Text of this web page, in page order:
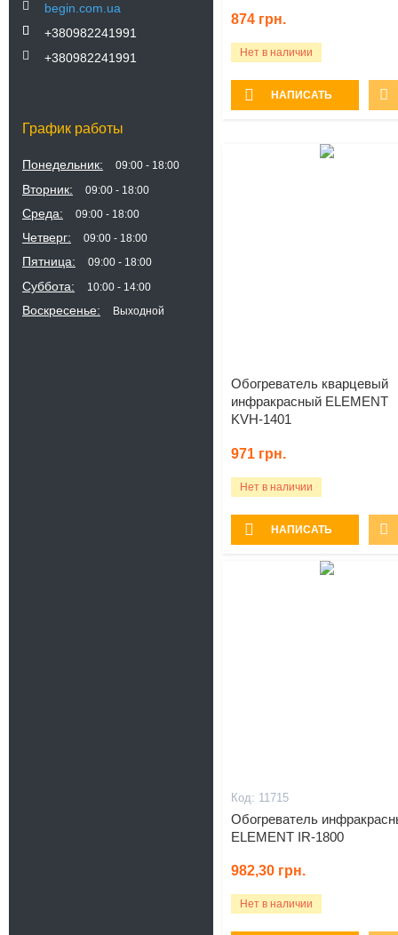
begin.com.ua
+380982241991
+380982241991
График работы
Понедельник 09:00 18:00
Вторник 09:00 18:00
Среда 09:00 18:00
Четверг 09:00 18:00
Пятница 09:00 18:00
Суббота 10:00 14:00
Воскресенье Выходной
874 грн.
Нет в наличии
НАПИСАТЬ
Обогреватель кварцевый
инфракрасный ELEMENT
KVH-1401
971 грн.
Нет в наличии
НАПИСАТЬ
11715
Обогреватель
ELEMENT IR-1800
982,30 грн.
Нет в наличии